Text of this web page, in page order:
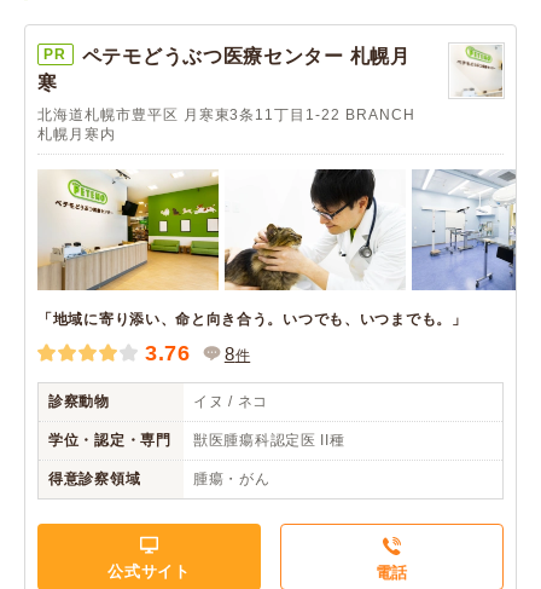
PR
ペテモどうぶつ医療センター 札幌月
寒
北海道札幌市豊平区 月寒東3条11丁目1-22 BRANCH
札幌月寒内
「地域に寄り添い、命と向き合う。いつでも、いつまでも。」
3.76 8件
診察動物 イヌ / ネコ
学位・認定・専門 獣医腫瘍科認定医 II種
得意診察領域 腫瘍・がん
公式サイト 電話